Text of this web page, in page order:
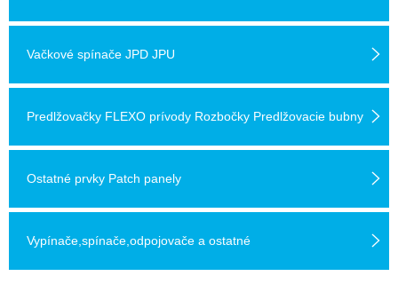
Vačkové spínače JPD JPU
Predlžovačky FLEXO prívody Rozbočky Predlžovacie bubny
Ostatné prvky Patch panely
Vypínače,spínače,odpojovače a ostatné